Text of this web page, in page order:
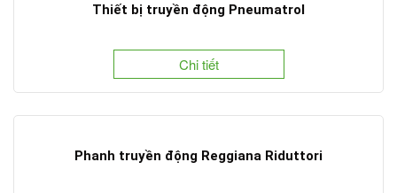
Thiết bị truyền động Pneumatrol
Chi tiết
Phanh truyền động Reggiana Riduttori